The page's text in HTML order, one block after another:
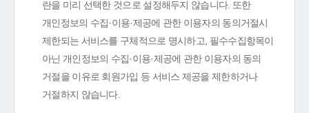
란을 미리 선택한 것으로 설정해두지 않습니다. 또한
개인정보의 수집·이용·제공에 관한 이용자의 동의거절시
제한되는 서비스를 구체적으로 명시하고, 필수수집항목이
아닌 개인정보의 수집·이용·제공에 관한 이용자의 동의
거절을 이유로 회원가입 등 서비스 제공을 제한하거나
거절하지 않습니다.